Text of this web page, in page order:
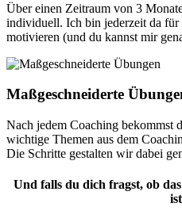
Über einen Zeitraum von 3
individuell. Ich bin jederzeit da für
motivieren (und du kannst mir
Maßgeschneiderte
Nach jedem Coaching bekommst
wichtige Themen aus dem
Die Schritte gestalten wir dabei
Und falls du dich fragst, ob